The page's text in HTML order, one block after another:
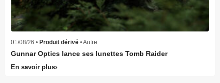
01/08/26 • Produit dérivé • Autre
Gunnar Optics lance ses lunettes Tomb Raider
En savoir plus